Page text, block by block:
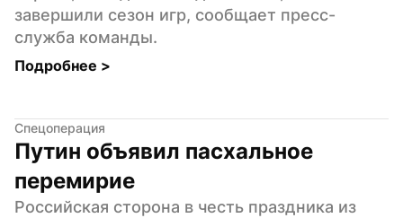
завершили сезон игр, сообщает пресс-
служба команды.
Подробнее >
Спецоперация
Путин объявил пасхальное
перемирие
Российская сторона в честь праздника из